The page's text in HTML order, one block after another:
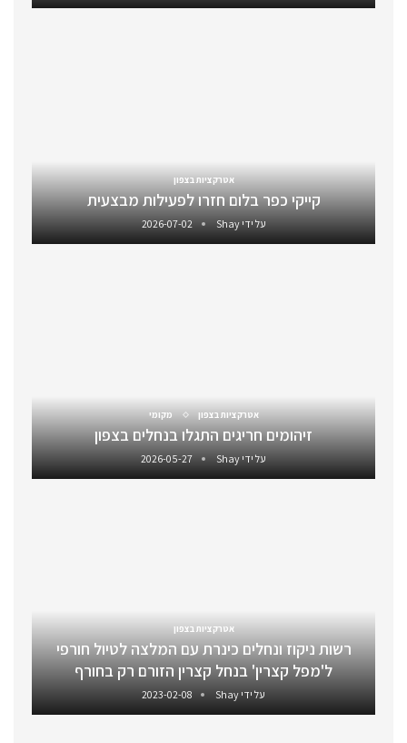
אטרקציות בצפון
קייקי כפר בלום חזרו לפעילות מבצעית
על ידיShay
2026-07-02
אטרקציות בצפון מקומי
זיהומים חריגים התגלו בנחלים בצפון
על ידיShay
2026-05-27
אטרקציות בצפון
רשות ניקוז ונחלים כינרת עם המלצה לטיול חורפי
ל'מפל קצרין' בנחל קצרין הזורם רק בחורף
על ידי Shay
2023-02-08